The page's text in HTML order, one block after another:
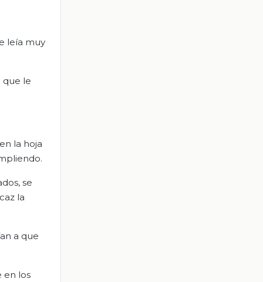
leía muy
que le
la hoja
se
la
a que
en los